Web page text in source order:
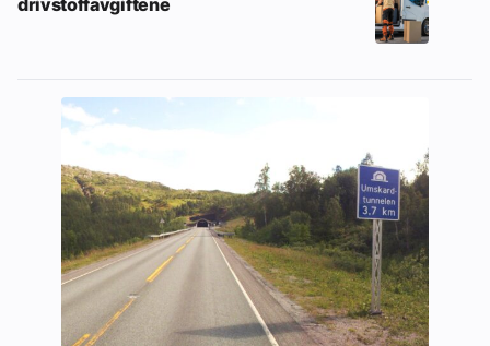
drivstoffavgiftene